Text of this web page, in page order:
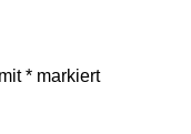
* markiert